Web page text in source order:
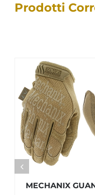
Prodotti
MECHANIX